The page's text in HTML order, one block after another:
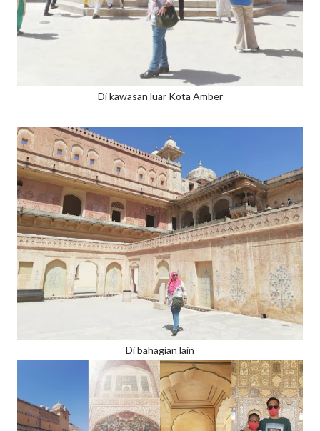
Di kawasan luar Kota Amber
Di bahagian lain